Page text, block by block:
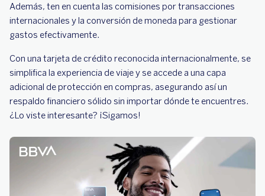
Además, ten en cuenta las comisiones por transacciones
internacionales y la conversión de moneda para gestionar
gastos efectivamente.
Con una tarjeta de crédito reconocida internacionalmente, se
simplifica la experiencia de viaje y se accede a una capa
adicional de protección en compras, asegurando así un
respaldo financiero sólido sin importar dónde te encuentres.
¿Lo viste interesante? ¡Sigamos!